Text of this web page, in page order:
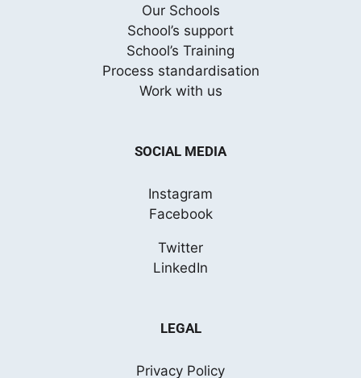
Our Schools
School’s support
School’s Training
Process standardisation
Work with us
SOCIAL MEDIA
Instagram
Facebook
Twitter
LinkedIn
LEGAL
Privacy Policy